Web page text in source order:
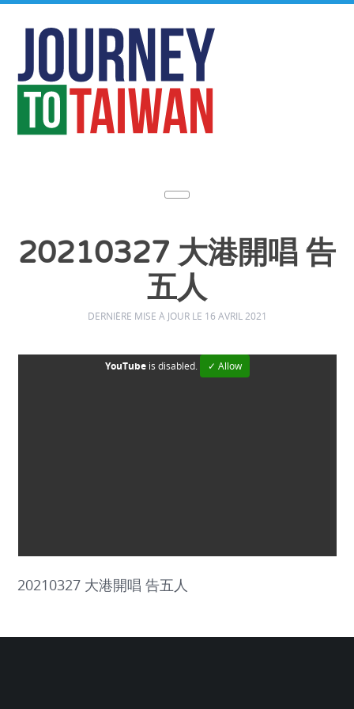
20210327 大港開唱 告
五人
DERNIÈRE MISE À JOUR LE 16 AVRIL 2021
YouTubeis disabled. ✓ Allow
20210327 大港開唱 告五人